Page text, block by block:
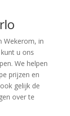
Wekerom, in
u ons
We helpen
prijzen en
gelijk de
over te